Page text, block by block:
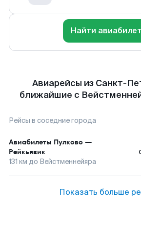
Найти
Авиарейсы из Санкт-
ближайшие с
Рейсы в соседние города
Авиабилеты Пулково —
Рейкьявик
131 км до Вейстменнейяра
Показать больше